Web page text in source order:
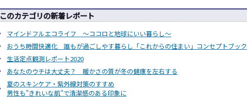
このカテゴリの新着レポート
マインドフルエコライフ ～ココロと地球にいい暮らし～
おうち時間快適化 誰もが過ごしやす暮らし「これからの住まい」コンセプトブック
生活定点観測レポート2020
あなたのウチは大丈夫？ 暖かさの質が冬の健康を左右する
夏のスキンケア・紫外線対策のすすめ
男性も"きれいな肌"で清潔感のある印象に